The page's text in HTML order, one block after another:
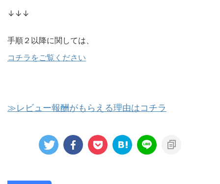
↓↓↓
手順２以降に関しては、
コチラをご覧ください
≫レビュー報酬がもらえる理由はコチラ